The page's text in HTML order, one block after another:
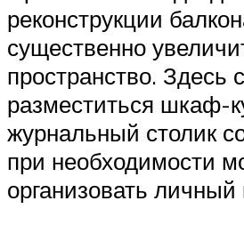
реконструкции
существенно
пространство. Здесь
разместиться шкаф-
журнальный столик
при необходимости
организовать личный